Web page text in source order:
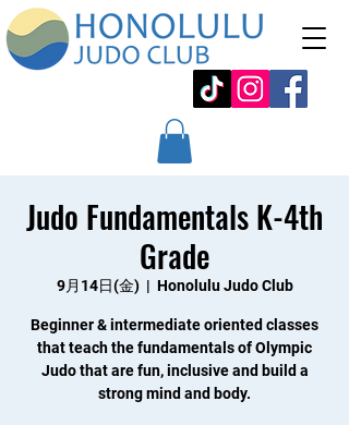
Judo Fundamentals K-4th
Grade
9月14日(金)
  |
Honolulu Judo Club
Beginner & intermediate oriented classes
that teach the fundamentals of Olympic
Judo that are fun, inclusive and build a
strong mind and body.